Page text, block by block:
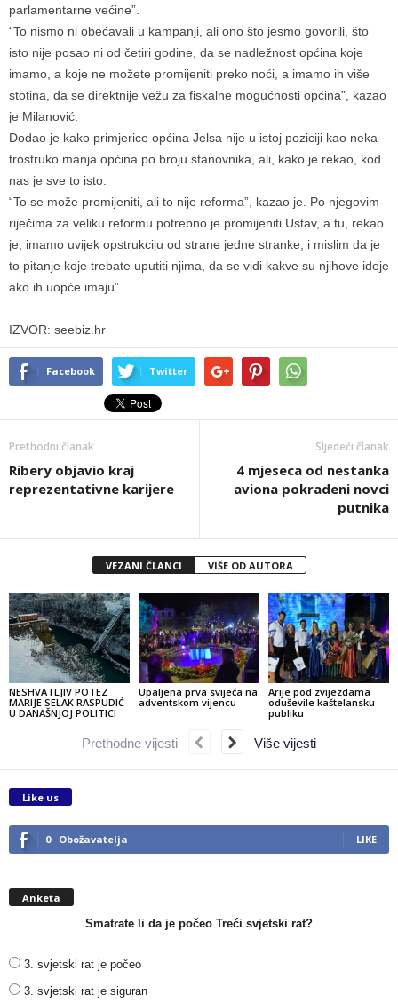
parlamentarne većine”.
“To nismo ni obećavali u kampanji, ali ono što jesmo govorili, što
isto nije posao ni od četiri godine, da se nadležnost općina koje
imamo, a koje ne možete promijeniti preko noći, a imamo ih više
stotina, da se direktnije vežu za fiskalne mogućnosti općina”, kazao
je Milanović.
Dodao je kako primjerice općina Jelsa nije u istoj poziciji kao neka
trostruko manja općina po broju stanovnika, ali, kako je rekao, kod
nas je sve to isto.
“To se može promijeniti, ali to nije reforma”, kazao je. Po njegovim
riječima za veliku reformu potrebno je promijeniti Ustav, a tu, rekao
je, imamo uvijek opstrukciju od strane jedne stranke, i mislim da je
to pitanje koje trebate uputiti njima, da se vidi kakve su njihove ideje
ako ih uopće imaju”.
IZVOR: seebiz.hr
Facebook Twitter
Prethodni članak
Ribery objavio kraj
reprezentativne karijere
Sljedeći članak
4 mjeseca od nestanka
aviona pokradeni novci
putnika
VEZANI ČLANCI VIŠE OD AUTORA
NESHVATLJIV POTEZ
MARIJE SELAK RASPUDIĆ
U DANAŠNJOJ POLITICI
Upaljena prva svijeća na
adventskom vijencu
Arije pod zvijezdama
oduševile kaštelansku
publiku
Prethodne vijesti Više vijesti
Like us
0 Obožavatelja LIKE
Anketa
Smatrate li da je počeo Treći svjetski rat?
3. svjetski rat je počeo
3. svjetski rat je siguran